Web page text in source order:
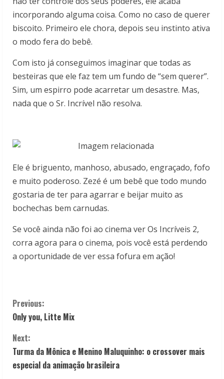
incorporando alguma coisa. Como no caso de querer
biscoito. Primeiro ele chora, depois seu instinto ativa
o modo fera do bebê.
Com isto já conseguimos imaginar que todas as
besteiras que ele faz tem um fundo de “sem querer”.
Sim, um espirro pode acarretar um desastre. Mas,
nada que o Sr. Incrível não resolva.
Ele é briguento, manhoso, abusado, engraçado, fofo
e muito poderoso. Zezé é um bebê que todo mundo
gostaria de ter para agarrar e beijar muito as
bochechas bem carnudas.
Se você ainda não foi ao cinema ver Os Incríveis 2,
corra agora para o cinema, pois você está perdendo
a oportunidade de ver essa fofura em ação!
C
o
n
t
Previous:
Only you, Litte Mix
Next:
Turma da Mônica e Menino Maluquinho: o crossover mais
especial da animação brasileira